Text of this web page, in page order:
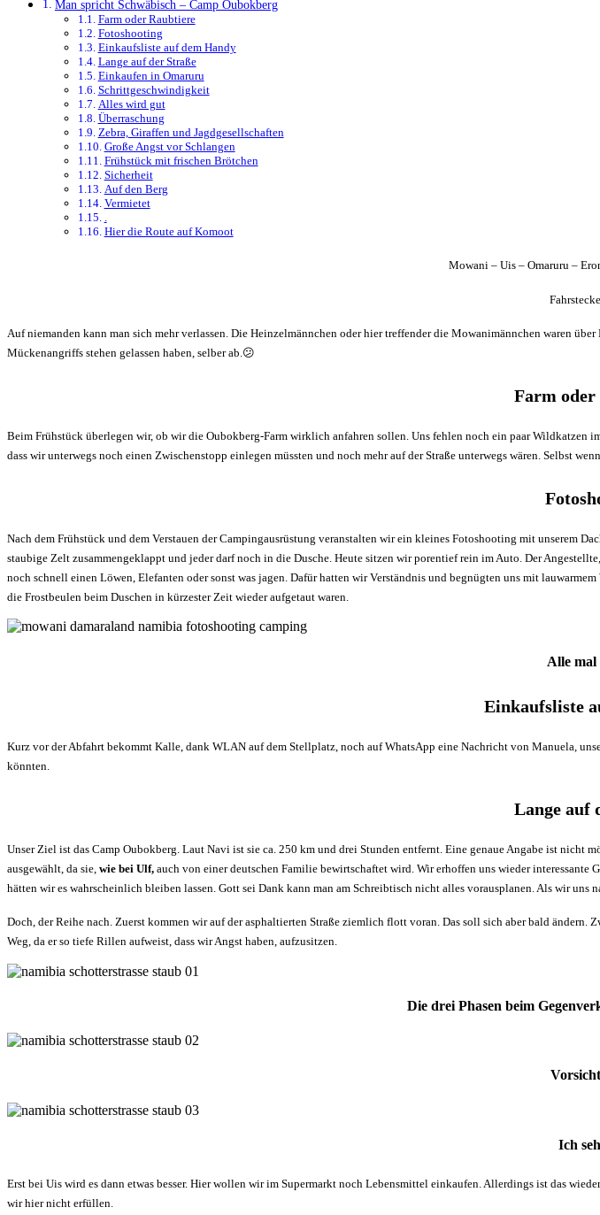
Man spricht Schwäbisch – Camp Oubokberg
Farm oder Raubtiere
Fotoshooting
Einkaufsliste auf dem Handy
Lange auf der Straße
Einkaufen in Omaruru
Schrittgeschwindigkeit
Alles wird gut
Überraschung
Zebra, Giraffen und Jagdgesellschaften
Große Angst vor Schlangen
Frühstück mit frischen Brötchen
Sicherheit
Auf den Berg
Vermietet
.
Hier die Route auf Komoot
Mowani – Uis – Omaruru –
Auf niemanden kann man sich mehr verlassen. Die Heinzelmännchen oder hier treffender die Mowanimännchen waren
Mückenangriffs stehen gelassen haben, selber ab.😕
Farm oder
Beim Frühstück überlegen wir, ob wir die Oubokberg-Farm wirklich anfahren sollen. Uns fehlen noch ein paar Wildkatzen
dass wir unterwegs noch einen Zwischenstopp einlegen müssten und noch mehr auf der Straße unterwegs wären. Selbst
Nach dem Frühstück und dem Verstauen der Campingausrüstung veranstalten wir ein kleines Fotoshooting mit unserem
staubige Zelt zusammengeklappt und jeder darf noch in die Dusche. Heute sitzen wir porentief rein im Auto. Der
noch schnell einen Löwen, Elefanten oder sonst was jagen. Dafür hatten wir Verständnis und begnügten uns mit
die Frostbeulen beim Duschen in kürzester Zeit wieder aufgetaut waren.
Alle mal
Einkaufsliste
Kurz vor der Abfahrt bekommt Kalle, dank WLAN auf dem Stellplatz, noch auf WhatsApp eine Nachricht von Manuela,
könnten.
Lange auf
Unser Ziel ist das Camp Oubokberg. Laut Navi ist sie ca. 250 km und drei Stunden entfernt. Eine genaue Angabe ist
ausgewählt, da sie, wie bei Ulf, auch von einer deutschen Familie bewirtschaftet wird. Wir erhoffen uns wieder
hätten wir es wahrscheinlich bleiben lassen. Gott sei Dank kann man am Schreibtisch nicht alles vorausplanen. Als wir
Doch, der Reihe nach. Zuerst kommen wir auf der asphaltierten Straße ziemlich flott voran. Das soll sich aber bald
Weg, da er so tiefe Rillen aufweist, dass wir Angst haben, aufzusitzen.
Die drei Phasen beim
Ich
Erst bei Uis wird es dann etwas besser. Hier wollen wir im Supermarkt noch Lebensmittel einkaufen. Allerdings ist das
wir hier nicht erfüllen.